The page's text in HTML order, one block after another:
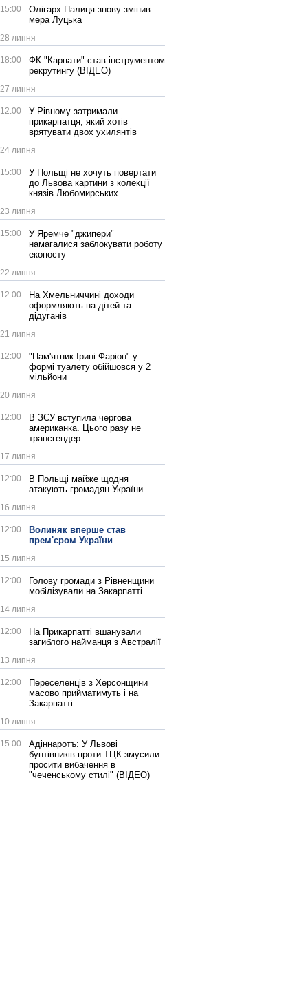
15:00
Олігарх Палиця знову змінив
мера Луцька
28 липня
18:00
ФК "Карпати" став інструментом
рекрутингу (ВІДЕО)
27 липня
12:00
У Рівному затримали
прикарпатця, який хотів
врятувати двох ухилянтів
24 липня
15:00
У Польщі не хочуть повертати
до Львова картини з колекції
князів Любомирських
23 липня
15:00
У Яремче "джипери"
намагалися заблокувати роботу
екопосту
22 липня
12:00
На Хмельниччині доходи
оформляють на дітей та
дідуганів
21 липня
12:00
"Пам'ятник Ірині Фаріон" у
формі туалету обійшовся у 2
мільйони
20 липня
12:00
В ЗСУ вступила чергова
американка. Цього разу не
трансгендер
17 липня
12:00
В Польщі майже щодня
атакують громадян України
16 липня
12:00
Волиняк вперше став
прем'єром України
15 липня
12:00
Голову громади з Рівненщини
мобілізували на Закарпатті
14 липня
12:00
На Прикарпатті вшанували
загиблого найманця з Австралії
13 липня
12:00
Переселенців з Херсонщини
масово прийматимуть і на
Закарпатті
10 липня
15:00
Адіннаротъ: У Львові
бунтівників проти ТЦК змусили
просити вибачення в
"чеченському стилі" (ВІДЕО)